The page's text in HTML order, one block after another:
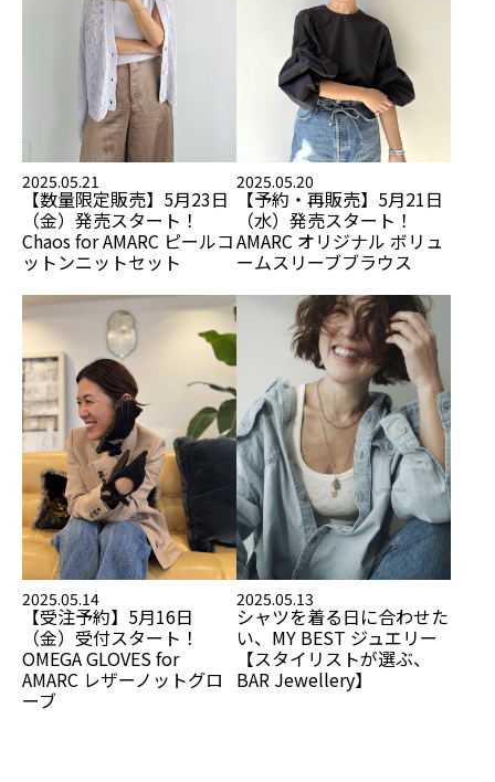
2025.05.21
【数量限定販売】5月23日
（金）発売スタート！
Chaos for AMARC ピールコ
ットンニットセット
2025.05.20
【予約・再販売】5月21日
（水）発売スタート！
AMARC オリジナル ボリュ
ームスリーブブラウス
2025.05.14
【受注予約】5月16日
（金）受付スタート！
OMEGA GLOVES for
AMARC レザーノットグロ
ーブ
2025.05.13
シャツを着る日に合わせた
い、MY BEST ジュエリー
【スタイリストが選ぶ、
BAR Jewellery】